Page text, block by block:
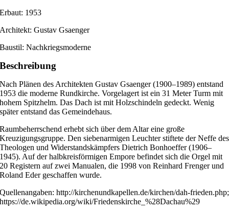
Erbaut: 1953
Architekt: Gustav Gsaenger
Baustil: Nachkriegsmoderne
Beschreibung
Nach Plänen des Architekten Gustav Gsaenger (1900–1989) entstand
1953 die moderne Rundkirche. Vorgelagert ist ein 31 Meter Turm mit
hohem Spitzhelm. Das Dach ist mit Holzschindeln gedeckt. Wenig
später entstand das Gemeindehaus.
Raumbeherrschend erhebt sich über dem Altar eine große
Kreuzigungsgruppe. Den siebenarmigen Leuchter stiftete der Neffe des
Theologen und Widerstandskämpfers Dietrich Bonhoeffer (1906–
1945). Auf der halbkreisförmigen Empore befindet sich die Orgel mit
20 Registern auf zwei Manualen, die 1998 von Reinhard Frenger und
Roland Eder geschaffen wurde.
Quellenangaben: http://kirchenundkapellen.de/kirchen/dah-frieden.php;
https://de.wikipedia.org/wiki/Friedenskirche_%28Dachau%29